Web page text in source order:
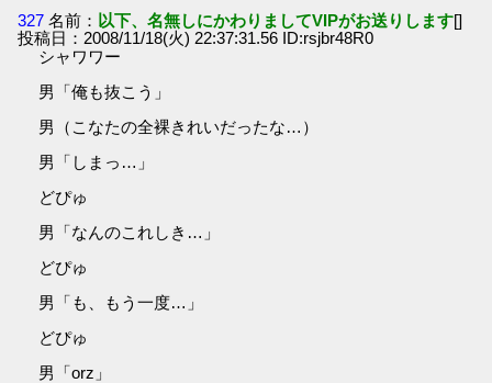
327 名前： 以下、名無しにかわりましてVIPがお送りします[]
投稿日：2008/11/18(火) 22:37:31.56 ID:rsjbr48R0
シャワワー
男「俺も抜こう」
男（こなたの全裸きれいだったな…）
男「しまっ…」
どぴゅ
男「なんのこれしき…」
どぴゅ
男「も、もう一度…」
どぴゅ
男「orz」